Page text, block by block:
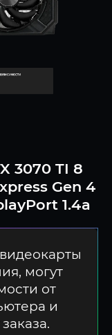
3070 TI 8
Gen 4
1.4a
могут
от
и